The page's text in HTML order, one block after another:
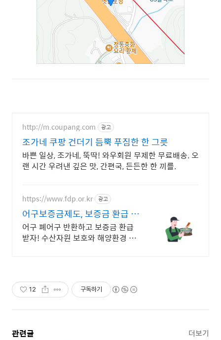
http://m.coupang.com 광고
조가네 쿠팡 건더기 듬뿍 푸짐한 한 그릇
바쁜 일상, 조가네, 뚝딱! 와우회원 무제한 무료배송. 오
랜 시간 우려낸 깊은 맛, 간편국, 든든한 한 끼를.
https://www.fdp.or.kr 광고
어구보증금제도, 보증금 환급 어
구 생산/수입업체 대상
어구 폐어구 반환하고 보증금 환급
받자! 수산자원 보호와 해양환경 보
12 구독하기
관련글 더보기